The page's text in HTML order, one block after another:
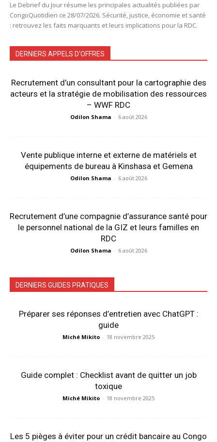
Le Debrief du Jour résume les principales actualités publiées par
CongoQuotidien ce 28/07/2026. Sécurité, justice, économie et santé
: retrouvez les faits marquants et leurs implications pour la RDC.
DERNIERS APPELS D'OFFRES
Recrutement d’un consultant pour la cartographie des
acteurs et la stratégie de mobilisation des ressources
– WWF RDC
Odilon Shama - 6 août 2026
Vente publique interne et externe de matériels et
équipements de bureau à Kinshasa et Gemena
Odilon Shama - 6 août 2026
Recrutement d’une compagnie d’assurance santé pour
le personnel national de la GIZ et leurs familles en
RDC
Odilon Shama - 6 août 2026
DERNIERS GUIDES PRATIQUES
Préparer ses réponses d’entretien avec ChatGPT :
guide
Miché Mikito - 18 novembre 2025
Guide complet : Checklist avant de quitter un job
toxique
Miché Mikito - 18 novembre 2025
Les 5 pièges à éviter pour un crédit bancaire au Congo